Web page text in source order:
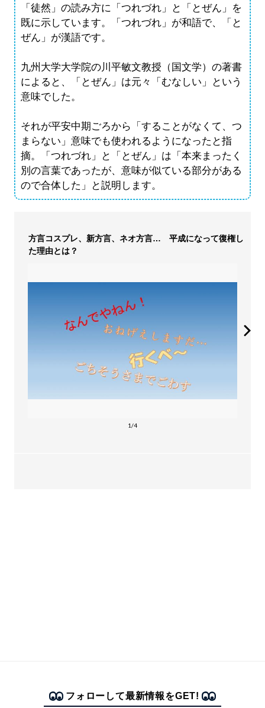
「徒然」の読み方に「つれづれ」と「とぜん」を
既に示しています。「つれづれ」が和語で、「と
ぜん」が漢語です。
九州大学大学院の川平敏文教授（国文学）の著書
によると、「とぜん」は元々「むなしい」という
意味でした。
それが平安中期ごろから「することがなくて、つ
まらない」意味でも使われるようになったと指
摘。「つれづれ」と「とぜん」は「本来まったく
別の言葉であったが、意味が似ている部分がある
ので合体した」と説明します。
方言コスプレ、新方言、ネオ方言… 平成になって復権し
た理由とは？
1/4
フォローして最新情報をGET!